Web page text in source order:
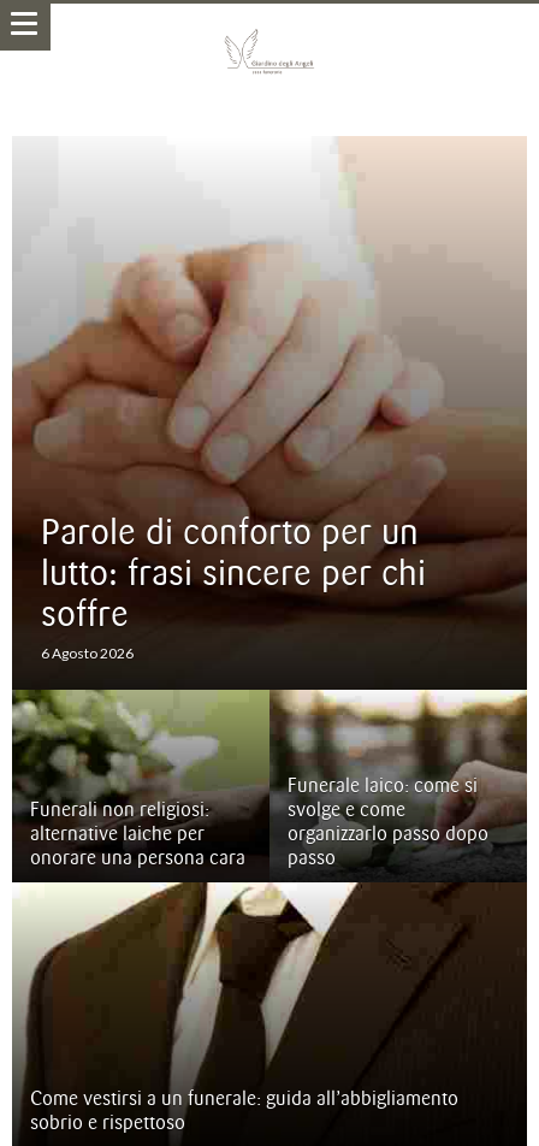
Parole di conforto per un
lutto: frasi sincere per chi
soffre
6 Agosto 2026
Funerali non religiosi:
alternative laiche per
onorare una persona cara
Funerale laico: come si
svolge e come
organizzarlo passo dopo
passo
Come vestirsi a un funerale: guida all’abbigliamento
sobrio e rispettoso